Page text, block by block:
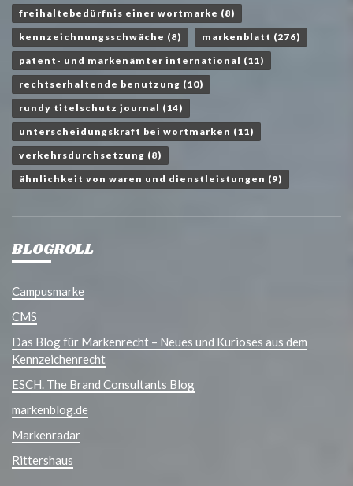
freihaltebedürfnis einer wortmarke (8)
kennzeichnungsschwäche (8) markenblatt (276)
patent- und markenämter international (11)
rechtserhaltende benutzung (10)
rundy titelschutz journal (14)
unterscheidungskraft bei wortmarken (11)
verkehrsdurchsetzung (8)
ähnlichkeit von waren und dienstleistungen (9)
BLOGROLL
Campusmarke
CMS
Das Blog für Markenrecht – Neues und Kurioses aus dem
Kennzeichenrecht
ESCH. The Brand Consultants Blog
markenblog.de
Markenradar
Rittershaus